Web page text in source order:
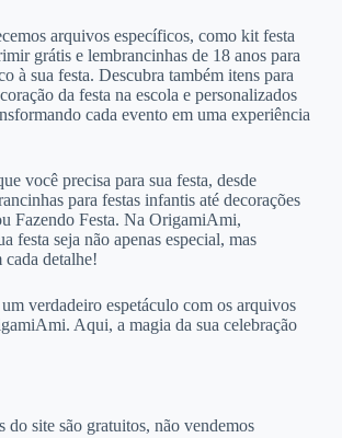
arquivos específicos, como kit festa
grátis e lembrancinhas de 18 anos para
à sua festa. Descubra também itens para
da festa na escola e personalizados
cada evento em uma experiência
você precisa para sua festa, desde
para festas infantis até decorações
Fazendo Festa. Na OrigamiAmi,
festa seja não apenas especial, mas
cada detalhe!
verdadeiro espetáculo com os arquivos
Aqui, a magia da sua celebração
do site são gratuitos, não vendemos